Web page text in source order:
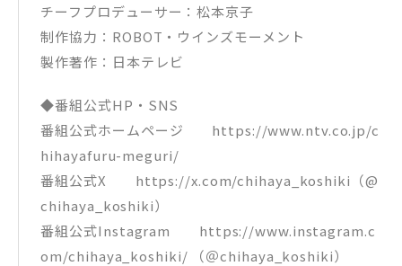
チーフプロデューサー：松本京子
制作協力：ROBOT・ウインズモーメント
製作著作：日本テレビ
◆番組公式HP・SNS
番組公式ホームページ https://www.ntv.co.jp/c
hihayafuru-meguri/
番組公式X https://x.com/chihaya_koshiki（@
chihaya_koshiki）
番組公式Instagram https://www.instagram.c
om/chihaya_koshiki/ （＠chihaya_koshiki）